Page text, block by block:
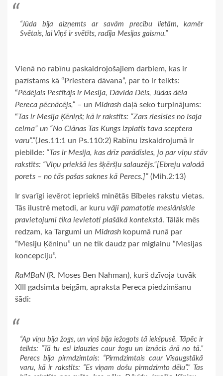
“Jūda bija aizņemts ar savām precību lietām, kamēr
Svētais, lai Viņš ir svētīts, radīja Mesijas gaismu.”
Vienā no rabīnu paskaidrojošajiem darbiem, kas ir
pazīstams kā “Priestera dāvana”, par to ir teikts:
“Pēdējais Pestītājs ir Mesija, Dāvida Dēls, Jūdas dēla
Pereca pēcnācējs,” – un Midrash daļā seko turpinājums:
“Tas ir Mesija Ķēniņš; kā ir rakstīts: “Zars riesīsies no Isaja
celma” un “No Ciānas Tas Kungs izplatīs tava sceptera
varu”.”(Jes.11:1 un Ps.110:2) Rabīnu izskaidrojumā ir
piebilde: “Tas ir Mesija, kas drīz parādīsies, jo par viņu stāv
rakstīts: “Viņu priekšā ies šķēršļu salauzējs.”[Ebreju valodā
porets – no tās pašas saknes kā Perecs.]” (Mih.2:13)
Ir svarīgi ievērot iepriekš minētās Bībeles rakstu vietas.
Tās ilustrē metodi, ar kuru vāji pamatotie mesiāniskie
pravietojumi tika ievietoti plašākā kontekstā. Tālāk mēs
redzam, ka Targumi un Midrash kopumā runā par
“Mesiju Ķēniņu” un ne tik daudz par miglainu “Mesijas
koncepciju”.
RaMBaN (R. Moses Ben Nahman), kurš dzīvoja tuvāk
XIII gadsimta beigām, apraksta Pereca piedzimšanu
šādi:
“Ap viņu bija žogs, un viņš bija iežogots tā iekšpusē. Tāpēc ir
teikts: “Tā tu esi izlauzies caur žogu un iznācis ārā no tā.”
Perecs bija pirmdzimtais: “Pirmdzimtais caur Visaugstākā
varu, kā ir rakstīts: “Es viņam došu pirmdzimto dēlu”.” Tas